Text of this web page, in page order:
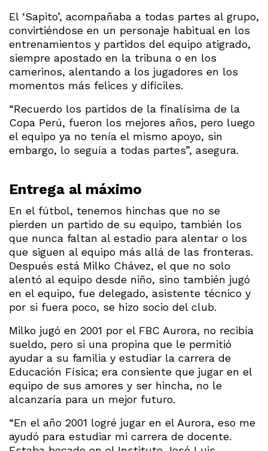
El ‘Sapito’, acompañaba a todas partes al grupo,
convirtiéndose en un personaje habitual en los
entrenamientos y partidos del equipo atigrado,
siempre apostado en la tribuna o en los
camerinos, alentando a los jugadores en los
momentos más felices y difíciles.
“Recuerdo los partidos de la finalísima de la
Copa Perú, fueron los mejores años, pero luego
el equipo ya no tenía el mismo apoyo, sin
embargo, lo seguía a todas partes”, asegura.
Entrega al máximo
En el fútbol, tenemos hinchas que no se
pierden un partido de su equipo, también los
que nunca faltan al estadio para alentar o los
que siguen al equipo más allá de las fronteras.
Después está Milko Chávez, el que no solo
alentó al equipo desde niño, sino también jugó
en el equipo, fue delegado, asistente técnico y
por si fuera poco, se hizo socio del club.
Milko jugó en 2001 por el FBC Aurora, no recibía
sueldo, pero si una propina que le permitió
ayudar a su familia y estudiar la carrera de
Educación Física; era consiente que jugar en el
equipo de sus amores y ser hincha, no le
alcanzaría para un mejor futuro.
“En el año 2001 logré jugar en el Aurora, eso me
ayudó para estudiar mi carrera de docente.